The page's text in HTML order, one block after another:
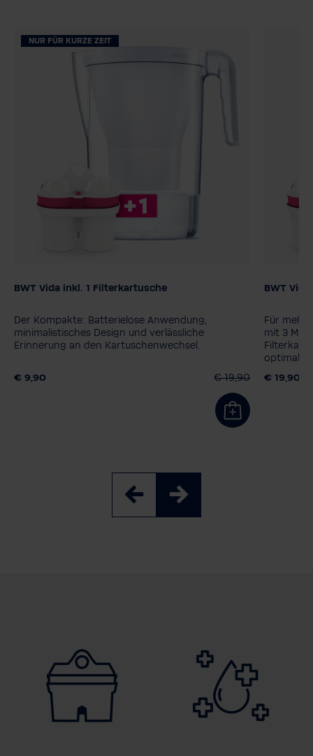
NUR FÜR KURZE ZEIT
Farbe
BWT Vida inkl. 1 Filterkartusche
Der Kompakte: Batterielose Anwendung,
minimalistisches Design und verlässliche
Erinnerung an den Kartuschenwechsel.
€ 9,90 € 19,90
BWT
Für mehr
mit 3
optimale
€ 19,90